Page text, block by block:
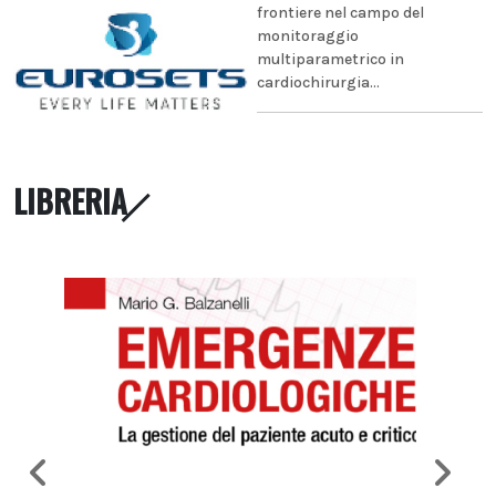
frontiere nel campo del
monitoraggio
multiparametrico in
cardiochirurgia...
LIBRERIA